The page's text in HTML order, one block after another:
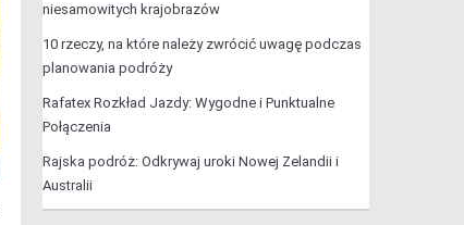
niesamowitych krajobrazów
10 rzeczy, na które należy zwrócić uwagę podczas
planowania podróży
Rafatex Rozkład Jazdy: Wygodne i Punktualne
Połączenia
Rajska podróż: Odkrywaj uroki Nowej Zelandii i
Australii